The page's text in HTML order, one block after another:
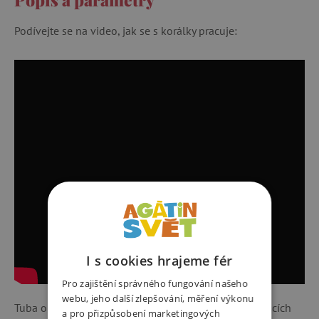
Podívejte se na video, jak se s korálky pracuje:
Tuba obsahuje cca 600 ks různobarevných zažehlovacích
I s cookies hrajeme fér
Pro zajištění správného fungování našeho
webu, jeho další zlepšování, měření výkonu
a pro přizpůsobení marketingových